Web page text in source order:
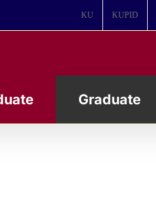
KU KUPID
Graduate